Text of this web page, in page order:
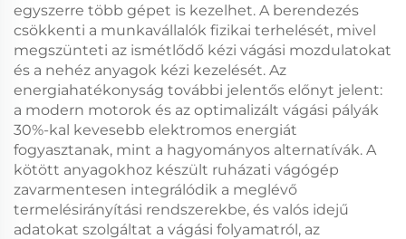
egyszerre több gépet is kezelhet. A berendezés
csökkenti a munkavállalók fizikai terhelését, mivel
megszünteti az ismétlődő kézi vágási mozdulatokat
és a nehéz anyagok kézi kezelését. Az
energiahatékonyság további jelentős előnyt jelent:
a modern motorok és az optimalizált vágási pályák
30%-kal kevesebb elektromos energiát
fogyasztanak, mint a hagyományos alternatívák. A
kötött anyagokhoz készült ruházati vágógép
zavarmentesen integrálódik a meglévő
termelésirányítási rendszerekbe, és valós idejű
adatokat szolgáltat a vágási folyamatról, az